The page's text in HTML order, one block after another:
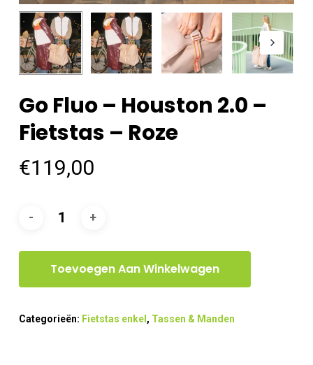
Go Fluo – Houston 2.0 –
Fietstas – Roze
€119,00
Toevoegen Aan Winkelwagen
Categorieën: Fietstas enkel , Tassen & Manden